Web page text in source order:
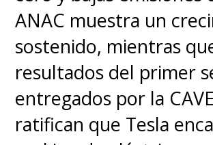
ANAC muestra un
sostenido, mientras
resultados del primer
entregados por la
ratifican que Tesla